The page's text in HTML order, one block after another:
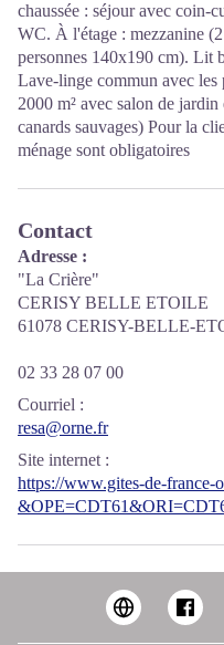
chaussée : séjour avec coin-
WC. À l'étage : mezzanine
personnes 140x190 cm). Lit
Lave-linge commun avec les
2000 m² avec salon de
canards sauvages) Pour la
ménage sont obligatoires
Contact
Adresse :
"La Crière"
CERISY BELLE ETOILE
61078 CERISY-BELLE-
02 33 28 07 00
Courriel :
resa@orne.fr
Site internet :
https://www.gites-de-france-